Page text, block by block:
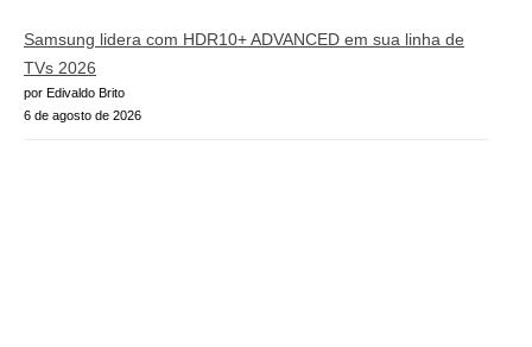
Samsung lidera com HDR10+ ADVANCED em sua linha de
TVs 2026
por Edivaldo Brito
6 de agosto de 2026